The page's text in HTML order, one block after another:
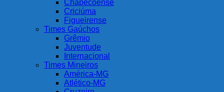
Chapecoense
Criciúma
Figueirense
Times Gaúchos
Grêmio
Juventude
Internacional
Times Mineiros
América-MG
Atlético-MG